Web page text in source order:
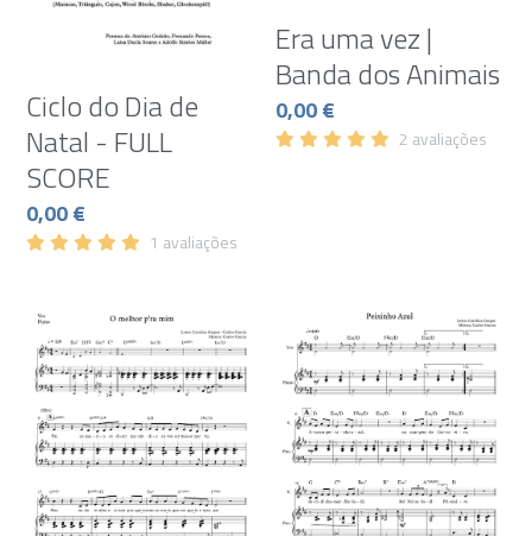
Ciclo do Dia de
Natal - FULL
SCORE
0,00 €
1 avaliações
Era uma vez |
Banda dos Animais
0,00 €
2 avaliações